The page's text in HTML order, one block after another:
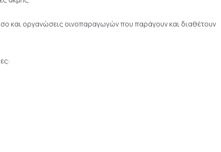
και οργανώσεις οινοπαραγωγών που παράγουν και διαθέτουν